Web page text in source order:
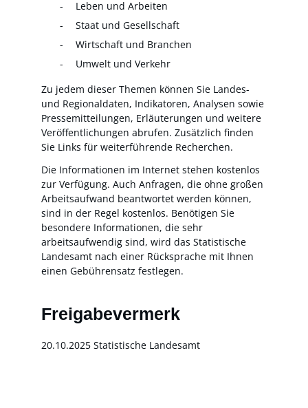
Leben und Arbeiten
Staat und Gesellschaft
Wirtschaft und Branchen
Umwelt und Verkehr
Zu jedem dieser Themen können Sie Landes-
und Regionaldaten, Indikatoren, Analysen sowie
Pressemitteilungen, Erläuterungen und weitere
Veröffentlichungen abrufen. Zusätzlich finden
Sie Links für weiterführende Recherchen.
Die Informationen im Internet stehen kostenlos
zur Verfügung. Auch Anfragen, die ohne großen
Arbeitsaufwand beantwortet werden können,
sind in der Regel kostenlos. Benötigen Sie
besondere Informationen, die sehr
arbeitsaufwendig sind, wird das Statistische
Landesamt nach einer Rücksprache mit Ihnen
einen Gebührensatz festlegen.
Freigabevermerk
20.10.2025 Statistische Landesamt